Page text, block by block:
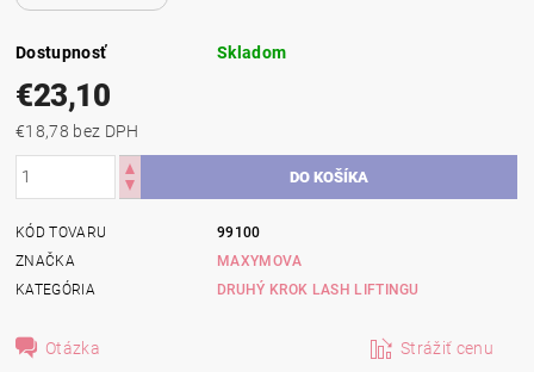
Dostupnosť Skladom
€23,10
€18,78 bez DPH
KÓD TOVARU
99100
ZNAČKA
MAXYMOVA
KATEGÓRIA
DRUHÝ KROK LASH LIFTINGU
Otázka Strážiť cenu